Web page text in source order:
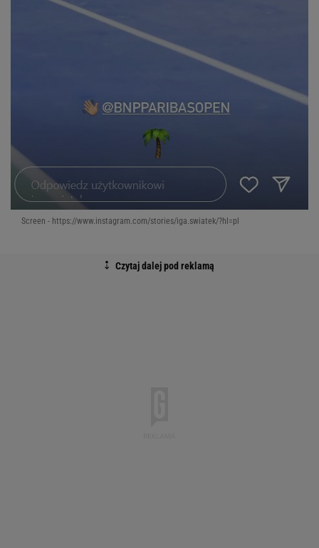
Screen - https://www.instagram.com/stories/iga.swiatek/?hl=pl